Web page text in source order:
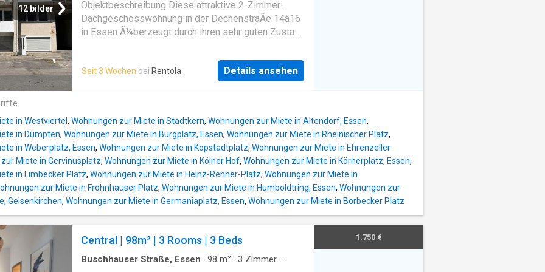
AtmosphÃ¤re versprÃ¼hen. Das weitlÃ¤ufige
Wohnzimmer bietet auÃergewÃ¶hnlich viel Platz
zum Leben, Entfalten und Einrichten. Von hier aus
der dank der Lage im 3. Obergeschoss einen
herrlichen, unverbauten Weitblick Ã¼ber die
Wohnung prÃ¤sentiert sich in einem
12 bilder
Objektbeschreibung Diese attraktive 2-Zimmer-
Dachgeschosswohnung in der DechenstraÃe 14â16
in Essen Ã¼berzeugt durch ihren sehr guten Zustand
Wohnung mit einer WohnflÃ¤che von ca. 70,0 mÂ²
prÃ¤sentiert sich nahezu wie frisch saniert und
durch die Dachgeschosslage fÃ¼r ein angenehmes
WohngefÃ¼hl. Die Wohnung eignet sich ideal fÃ¼r
Singles oder Paare, die Wert auf eine ruhige und
gepflegte Wohnumgebung legen. ZusÃ¤tzlichen
Stauraum bietet ein eigener Kellerraum. FÃ¼r die
WÃ¤schetrocknung steht auÃerdem ein separater
Dachbodenbereich zur VerfÃ¼gung. Raumaufteilung
Die Wohnung verfÃ¼gt Ã¼ber eine durchdachte
viel Tageslicht separates Schlafzimmer helle
KÃ¼che Badezimmer Flur mit ausreichend Platz
Seit 3 Wochen bei Rentola Details ansehen
in Westviertel , Wohnungen zur Miete in Stadtkern, Wohnungen zur Miete in Altendorf, Essen,
in Dümpten, Wohnungen zur Miete in Burgplatz, Essen, Wohnungen zur Miete in Rheinischer Platz,
in Weberplatz, Essen, Wohnungen zur Miete in Kopstadtplatz, Wohnungen zur Miete in Ehrenzeller
Miete in Gervinusplatz, Wohnungen zur Miete in Kölner Hof, Wohnungen zur Miete in Körnerplatz, Essen,
in Limbecker Platz, Wohnungen zur Miete in Heinz-Renner-Platz, Wohnungen zur Miete in
zur Miete in Frohnhauser Platz, Wohnungen zur Miete in Humboldtring, Essen, Wohnungen zur
Gelsenkirchen, Wohnungen zur Miete in Germaniaplatz, Essen, Wohnungen zur Miete in Borbecker Platz
Central | 98m² | 3 Rooms | 3 Beds
Buschhauser Straße, Essen · 98 m² · 3 Zimmer ·
1.750 €